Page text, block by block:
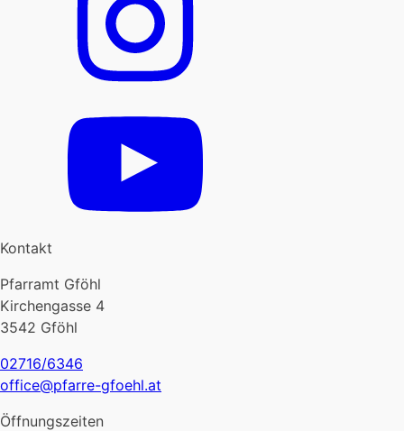
Kontakt
Pfarramt Gföhl
Kirchengasse 4
3542 Gföhl
02716/6346
office@pfarre-gfoehl.at
Öffnungszeiten